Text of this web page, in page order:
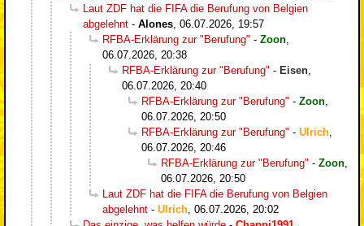
Laut ZDF hat die FIFA die Berufung von Belgien
abgelehnt - Alones 06.07.2026, 19:57
RFBA-Erklärung zur "Berufung" - Zoon
06.07.2026, 20:38
RFBA-Erklärung zur "Berufung" - Eisen
06.07.2026, 20:40
RFBA-Erklärung zur "Berufung" - Zoon
06.07.2026, 20:50
RFBA-Erklärung zur "Berufung" - Ulrich
06.07.2026, 20:46
RFBA-Erklärung zur "Berufung" - Zoon
06.07.2026, 20:50
Laut ZDF hat die FIFA die Berufung von Belgien
abgelehnt - Ulrich 06.07.2026, 20:02